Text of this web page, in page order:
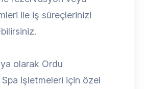
ile iş süreçlerinizi
olarak Ordu
işletmeleri için özel